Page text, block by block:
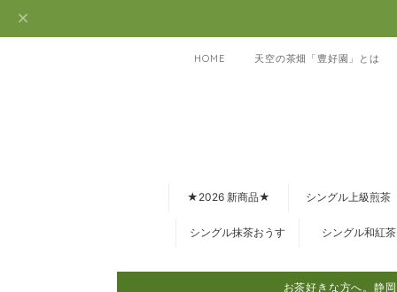
HOME 天空の茶畑「豊好園」とは
★2026 新商品★ シングル上級煎茶
シングル抹茶おうす シングル和紅茶
お茶好きな方へ。静